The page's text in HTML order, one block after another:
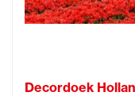
Decordoek